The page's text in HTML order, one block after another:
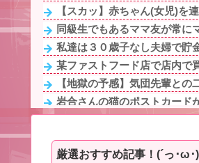
【スカッ】赤ちゃん(女児)を
同級生でもあるママ友が常に
私達は３０歳子なし夫婦で貯
某ファストフード店で店内で
【地獄の予感】気団先輩と
岩合さんの猫のポストカード
3/4隣奥「オラァ！いるのは分
上司と外回りを終えて公園で
厳選おすすめ記事！(´っ･ω･